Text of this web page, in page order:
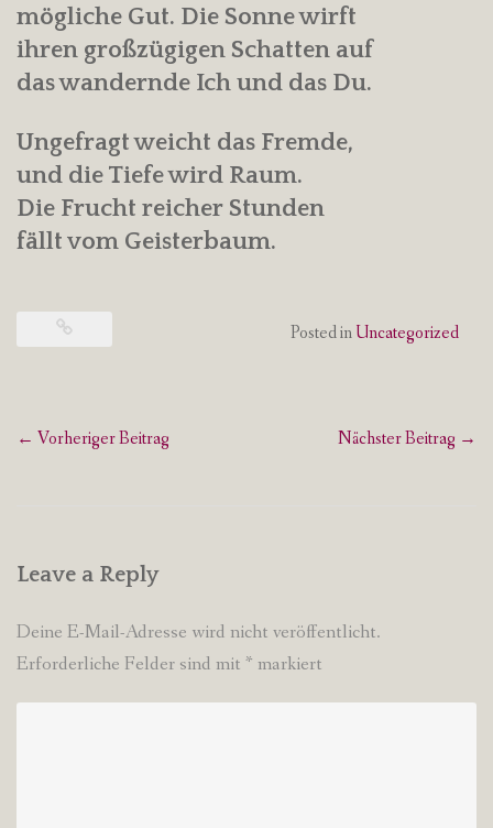
mögliche Gut. Die Sonne wirft
ihren großzügigen Schatten auf
das wandernde Ich und das Du.
Ungefragt weicht das Fremde,
und die Tiefe wird Raum.
Die Frucht reicher Stunden
fällt vom Geisterbaum.
Posted inUncategorized
Post
← Vorheriger Beitrag Nächster Beitrag →
Leave a Reply
Deine E-Mail-Adresse wird nicht veröffentlicht.
Erforderliche Felder sind mit * markiert